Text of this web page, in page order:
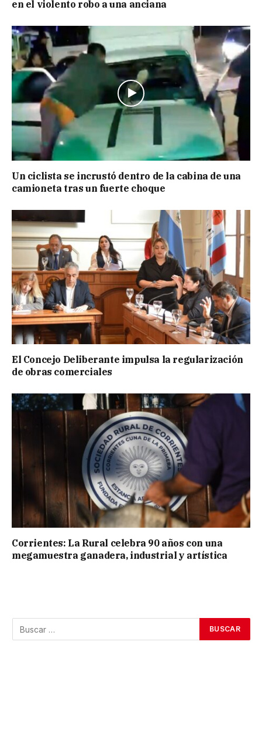
en el violento robo a una anciana
Un ciclista se incrustó dentro de la cabina de una
camioneta tras un fuerte choque
El Concejo Deliberante impulsa la regularización
de obras comerciales
Corrientes: La Rural celebra 90 años con una
megamuestra ganadera, industrial y artística